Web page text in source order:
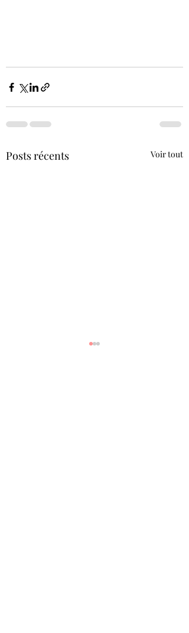
Posts récents Voir tout